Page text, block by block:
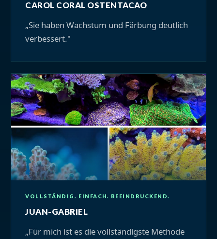
CAROL CORAL OSTENTACAO
„Sie haben Wachstum und Färbung deutlich
verbessert."
VOLLSTÄNDIG. EINFACH. BEEINDRUCKEND.
JUAN-GABRIEL
„Für mich ist es die vollständigste Methode